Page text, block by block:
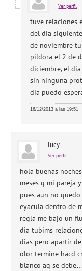
Ver perfil
tuve relaciones
del dia
de noviembre
pildora el 2 de
diciembre, el
sin ninguna
dia puedo
16/12/2013 a las 19:51
lucy
Ver perfil
hola buenas
meses q mi pareja
pues aun no
eyacula dentro de
regla me bajo un
dia tubims
dias pero apartir
olor termine hacd
blanco aq se